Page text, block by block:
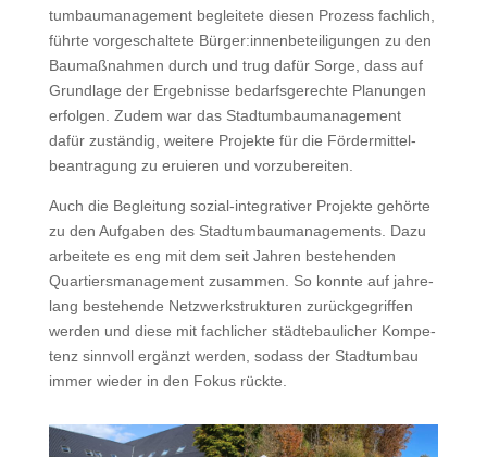
tum­bau­man­age­ment begleit­ete diesen Prozess fach­lich,
führte vorgeschal­tete Bürger:innenbeteiligungen zu den
Bau­maß­nah­men durch und trug dafür Sorge, dass auf
Grund­lage der Ergeb­nisse bedarf­s­gerechte Pla­nun­gen
erfol­gen. Zudem war das Stad­tum­bau­man­age­ment
dafür zuständig, weit­ere Pro­jek­te für die För­der­mit­tel­
beantra­gung zu eruieren und vorzubereiten.
Auch die Begleitung sozial-inte­gra­tiv­er Pro­jek­te gehörte
zu den Auf­gaben des Stad­tum­bau­man­age­ments. Dazu
arbeit­ete es eng mit dem seit Jahren beste­hen­den
Quartiers­man­age­ment zusam­men. So kon­nte auf jahre­
lang beste­hende Net­zw­erk­struk­turen zurück­ge­grif­f­en
wer­den und diese mit fach­lich­er städte­baulich­er Kom­pe­
tenz sin­nvoll ergänzt wer­den, sodass der Stad­tum­bau
immer wieder in den Fokus rückte.